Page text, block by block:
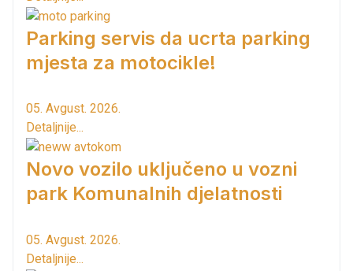
Parking servis da ucrta parking
mjesta za motocikle!
05. Avgust. 2026.
Detaljnije...
Novo vozilo uključeno u vozni
park Komunalnih djelatnosti
05. Avgust. 2026.
Detaljnije...